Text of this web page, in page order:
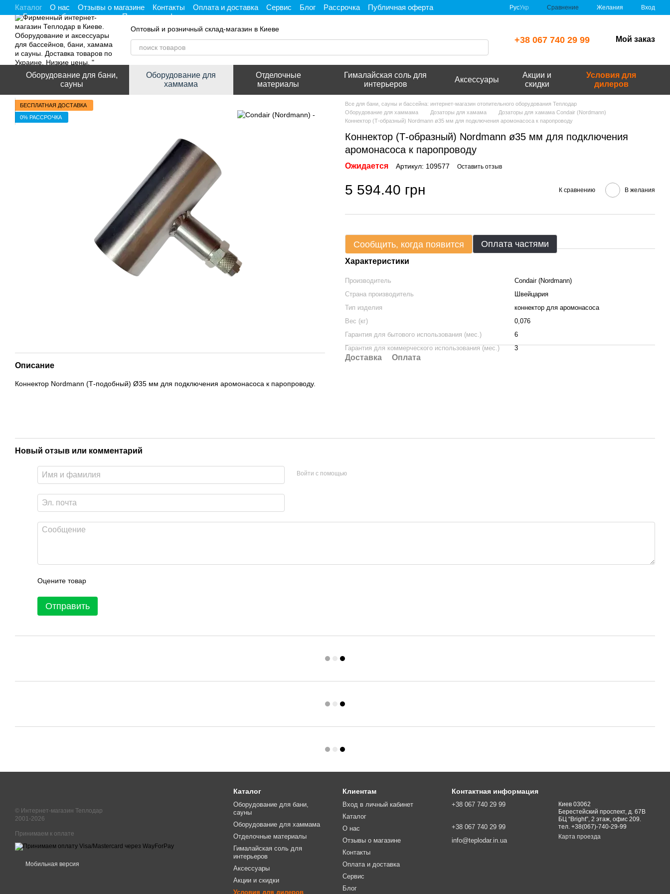
Перейти к основному контенту
Каталог О нас Отзывы о магазине Контакты Оплата и доставка Сервис Блог Рассрочка
Публичная оферта
Гарантия, обмен и возврат
Политика конфиденциальности
РусУкр Сравнение Желания Вход
Оптовый и розничный склад-магазин в Киеве
+38 067 740 29 99 Мой заказ
Оборудование для бани,
сауны
Оборудование для
хаммама
Отделочные
материалы
Гималайская соль для
интерьеров
Аксессуары
Акции и
скидки
Условия для
дилеров
БЕСПЛАТНАЯ ДОСТАВКА
0% РАССРОЧКА
Описание
Коннектор Nordmann (Т-подобный) Ø35 мм для подключения аромонасоса к паропроводу.
Все для бани, сауны и бассейна: интернет-магазин отопительного оборудования Теплодар
Оборудование для хаммама
Дозаторы для хамама
Дозаторы для хамама Condair (Nordmann)
Коннектор (Т-образный) Nordmann ø35 мм для подключения аромонасоса к паропроводу
Коннектор (Т-образный) Nordmann ø35 мм для подключения
аромонасоса к паропроводу
Ожидается Артикул: 109577 Оставить отзыв
5 594.40 грн К сравнению В желания
Сообщить, когда появится Оплата частями
Характеристики
Производитель
Condair (Nordmann)
Страна производитель
Швейцария
Тип изделия
коннектор для аромонасоса
Вес (кг)
0,076
Гарантия для бытового использования (мес.)
6
Гарантия для коммерческого использования (мес.)
3
Доставка Оплата
Новый отзыв или комментарий
Войти с помощью
Оцените товар
Отправить
© Интернет-магазин Теплодар
2001-2026
Принимаем к оплате
Мобильная версия
Каталог
Оборудование для бани,
сауны
Оборудование для хаммама
Отделочные материалы
Гималайская соль для
интерьеров
Аксессуары
Акции и скидки
Условия для дилеров
Клиентам
Вход в личный кабинет
Каталог
О нас
Отзывы о магазине
Контакты
Оплата и доставка
Сервис
Блог
Контактная информация
+38 067 740 29 99
+38 067 740 29 99
info@teplodar.in.ua
Киев 03062
Берестейский проспект, д. 67В
БЦ “Bright”, 2 этаж, офис 209.
тел. +38(067)-740-29-99
Карта проезда